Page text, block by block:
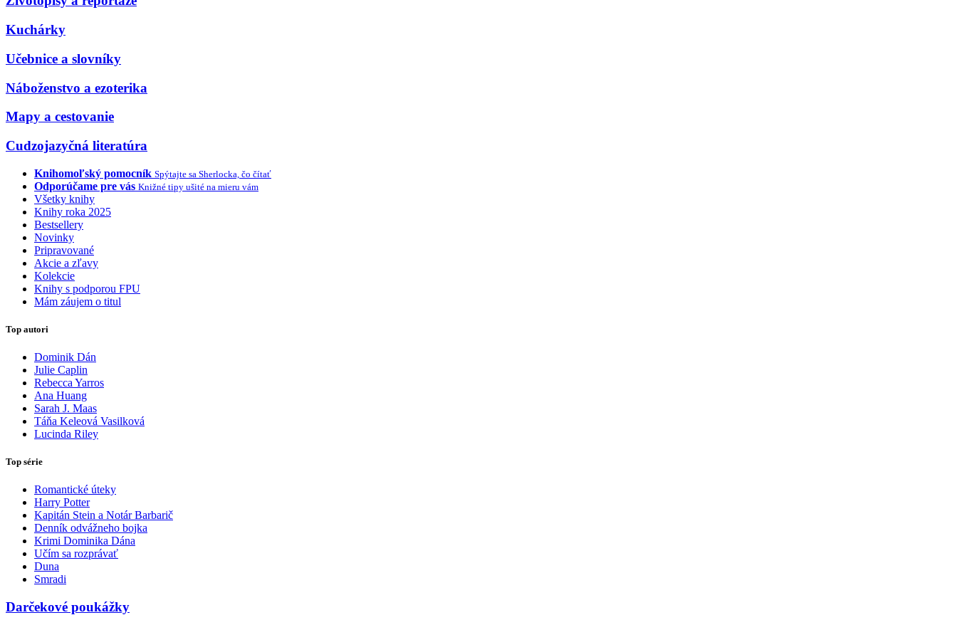
Kuchárky
Učebnice a slovníky
Náboženstvo a ezoterika
Mapy a cestovanie
Cudzojazyčná literatúra
Knihomoľský pomocník Spýtajte sa Sherlocka, čo čítať
Odporúčame pre vás Knižné tipy ušité na mieru vám
Všetky knihy
Knihy roka 2025
Bestsellery
Novinky
Pripravované
Akcie a zľavy
Kolekcie
Knihy s podporou FPU
Mám záujem o titul
Top autori
Dominik Dán
Julie Caplin
Rebecca Yarros
Ana Huang
Sarah J. Maas
Táňa Keleová Vasilková
Lucinda Riley
Top série
Romantické úteky
Harry Potter
Kapitán Stein a Notár Barbarič
Denník odvážneho bojka
Krimi Dominika Dána
Učím sa rozprávať
Duna
Smradi
Darčekové poukážky